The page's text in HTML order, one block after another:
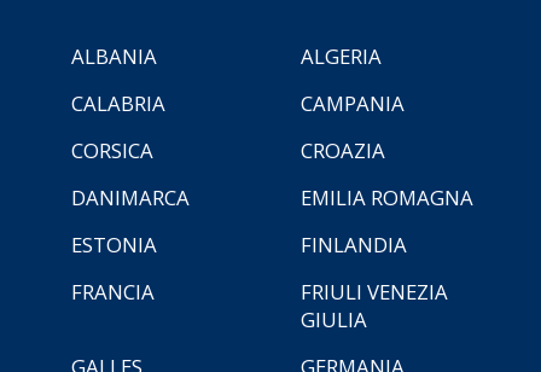
ALBANIA
ALGERIA
CALABRIA
CAMPANIA
CORSICA
CROAZIA
DANIMARCA
EMILIA ROMAGNA
ESTONIA
FINLANDIA
FRANCIA
FRIULI VENEZIA
GIULIA
GALLES
GERMANIA